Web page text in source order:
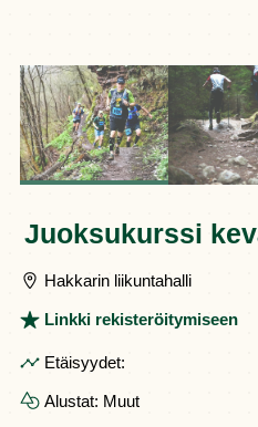
Juoksukurssi
Hakkarin liikuntahalli
Linkki rekisteröitymiseen
Etäisyydet:
Alustat: Muut